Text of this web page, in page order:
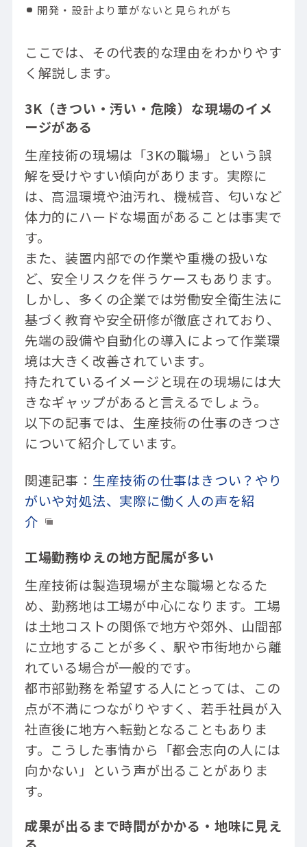
オープンアップネクストエンジニアで生産技
開発・設計より華がないと見られがち
ここでは、その代表的な理由をわかりやす
く解説します。
3K（きつい・汚い・危険）な現場のイメ
ージがある
生産技術の現場は「3Kの職場」という誤
解を受けやすい傾向があります。実際に
は、高温環境や油汚れ、機械音、匂いなど
体力的にハードな場面があることは事実で
す。
また、装置内部での作業や重機の扱いな
ど、安全リスクを伴うケースもあります。
しかし、多くの企業では労働安全衛生法に
基づく教育や安全研修が徹底されており、
先端の設備や自動化の導入によって作業環
境は大きく改善されています。
持たれているイメージと現在の現場には大
きなギャップがあると言えるでしょう。
以下の記事では、生産技術の仕事のきつさ
について紹介しています。
関連記事： 生産技術の仕事はきつい？やり
がいや対処法、実際に働く人の声を紹
介
工場勤務ゆえの地方配属が多い
生産技術は製造現場が主な職場となるた
め、勤務地は工場が中心になります。工場
は土地コストの関係で地方や郊外、山間部
に立地することが多く、駅や市街地から離
れている場合が一般的です。
都市部勤務を希望する人にとっては、この
点が不満につながりやすく、若手社員が入
社直後に地方へ転勤となることもありま
す。こうした事情から「都会志向の人には
向かない」という声が出ることがありま
す。
成果が出るまで時間がかかる・地味に見え